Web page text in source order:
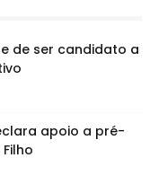
de ser candidato a
apoio a pré-